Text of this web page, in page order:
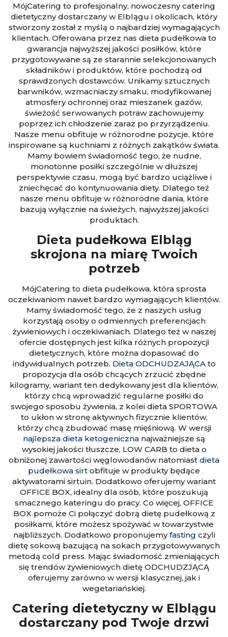
MójCatering to profesjonalny, nowoczesny catering
dietetyczny dostarczany w Elblągu i okolicach, który
stworzony został z myślą o najbardziej wymagających
klientach. Oferowana przez nas dieta pudełkowa to
gwarancja najwyższej jakości posiłków, które
przygotowywane są ze starannie selekcjonowanych
składników i produktów, które pochodzą od
sprawdzonych dostawców. Unikamy sztucznych
barwników, wzmacniaczy smaku, modyfikowanej
atmosfery ochronnej oraz mieszanek gazów,
świeżość serwowanych potraw zachowujemy
poprzez ich chłodzenie zaraz po przyrządzeniu.
Nasze menu obfituje w różnorodne pozycje, które
inspirowane są kuchniami z różnych zakątków świata.
Mamy bowiem świadomość tego, że nudne,
monotonne posiłki szczególnie w dłuższej
perspektywie czasu, mogą być bardzo uciążliwe i
zniechęcać do kontynuowania diety. Dlatego też
nasze menu obfituje w różnorodne dania, które
bazują wyłącznie na świeżych, najwyższej jakości
produktach.
Dieta pudełkowa Elbląg
skrojona na miarę Twoich
potrzeb
MójCatering to dieta pudełkowa, która sprosta
oczekiwaniom nawet bardzo wymagających klientów.
Mamy świadomość tego, że z naszych usług
korzystają osoby o odmiennych preferencjach
żywieniowych i oczekiwaniach. Dlatego też w naszej
ofercie dostępnych jest kilka różnych propozycji
dietetycznych, które można dopasować do
indywidualnych potrzeb. Dieta ODCHUDZAJĄCAto
propozycja dla osób chcących zrzucić zbędne
kilogramy, wariant ten dedykowany jest dla klientów,
którzy chcą wprowadzić regularne posiłki do
swojego sposobu żywienia, z kolei dieta SPORTOWA
to ukłon w stronę aktywnych fizycznie klientów,
którzy chcą zbudować masę mięśniową. W wersji
najlepsza dieta ketogeniczna najważniejsze są
wysokiej jakości tłuszcze, LOW CARB to dieta o
obniżonej zawartości węglowodanów natomiast dieta
pudełkowa sirt obfituje w produkty będące
aktywatorami sirtuin. Dodatkowo oferujemy wariant
OFFICE BOX, idealny dla osób, które poszukują
smacznego kateringu do pracy. Co więcej, OFFICE
BOX pomoże Ci połączyć dobrą dietę pudełkową z
posiłkami, które możesz spożywać w towarzystwie
najbliższych. Dodatkowo proponujemyfasting czyli
dietę sokową bazującą na sokach przygotowywanych
metodą cold press. Mając świadomość zmieniających
się trendów żywieniowych dietę ODCHUDZJĄCĄ
oferujemy zarówno w wersji klasycznej, jak i
wegetariańskiej.
Catering dietetyczny w Elblągu
dostarczany pod Twoje drzwi